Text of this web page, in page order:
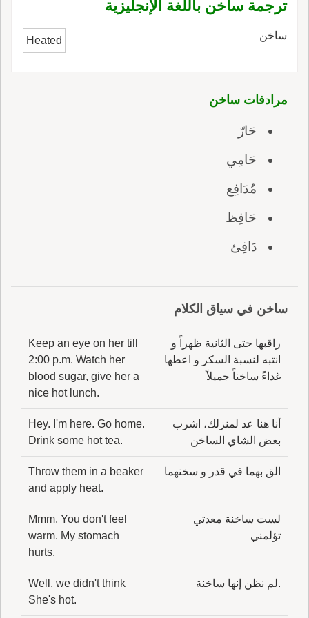
ترجمة ساخن باللغة الإنجليزية
ساخن Heated
مرادفات ساخن
حَارّ
حَامِي
مُدَافِع
حَافِظ
دَافِئ
ساخن في سياق الكلام
راقبها حتى الثانية ظهراً و
انتبه لنسبة السكر و اعطها
غداءً ساخناً جميلاً
Keep an eye on her till
2:00 p.m. Watch her
blood sugar, give her a
nice hot lunch.
أنا هنا عد لمنزلك، اشرب
بعض الشاي الساخن
Hey. I'm here. Go home.
Drink some hot tea.
الق بهما في قدر و سخنهما
Throw them in a beaker
and apply heat.
لست ساخنة معدتي
تؤلمني
Mmm. You don't feel
warm. My stomach
hurts.
.لم نظن إنها ساخنة
Well, we didn't think
She's hot.